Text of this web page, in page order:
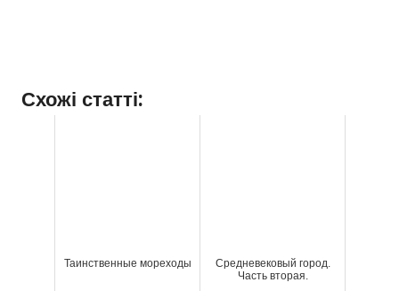
Схожі статті:
Таинственные мореходы
Средневековый город.
Часть вторая.